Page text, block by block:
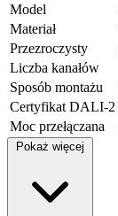
Model
Materiał
Przezroczysty
Liczba kanałów
Sposób montażu
Certyfikat DALI-2
Moc przełączana
Pokaż więcej